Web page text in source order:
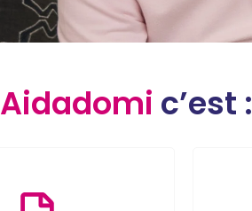
Aidadomi c’est :